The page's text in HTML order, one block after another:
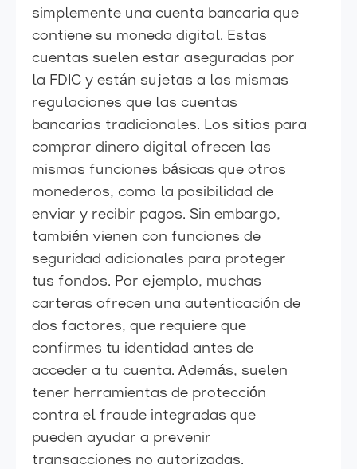
simplemente una cuenta bancaria que
contiene su moneda digital. Estas
cuentas suelen estar aseguradas por
la FDIC y están sujetas a las mismas
regulaciones que las cuentas
bancarias tradicionales. Los sitios para
comprar dinero digital ofrecen las
mismas funciones básicas que otros
monederos, como la posibilidad de
enviar y recibir pagos. Sin embargo,
también vienen con funciones de
seguridad adicionales para proteger
tus fondos. Por ejemplo, muchas
carteras ofrecen una autenticación de
dos factores, que requiere que
confirmes tu identidad antes de
acceder a tu cuenta. Además, suelen
tener herramientas de protección
contra el fraude integradas que
pueden ayudar a prevenir
transacciones no autorizadas.